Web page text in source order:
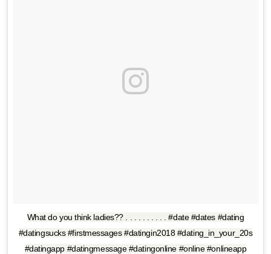
What do you think ladies?? . . . . . . . . . . #date #dates #dating
#datingsucks #firstmessages #datingin2018 #dating_in_your_20s
#datingapp #datingmessage #datingonline #online #onlineapp